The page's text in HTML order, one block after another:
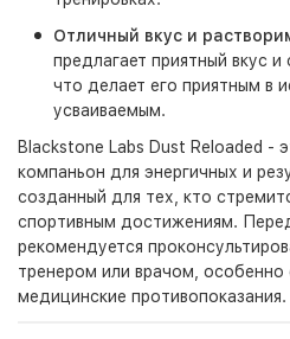
Отличный вкус и
предлагает приятный вкус
что делает его приятным в
усваиваемым.
Blackstone Labs Dust Reloaded -
компаньон для энергичных и
созданный для тех, кто
спортивным достижениям.
рекомендуется
тренером или врачом, особенно
медицинские противопоказания.